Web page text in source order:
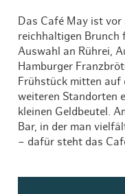
Das Café May ist
reichhaltigen Brunch
Auswahl an Rührei,
Hamburger
Frühstück mitten auf
weiteren Standorten
kleinen Geldbeutel.
Bar, in der man
– dafür steht das